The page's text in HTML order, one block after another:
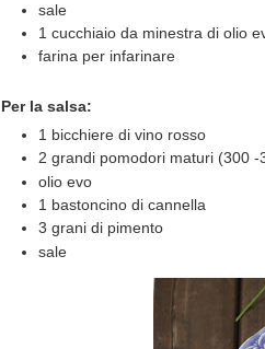
sale
1 cucchiaio da minestra di olio
farina per infarinare
Per la salsa:
1 bicchiere di vino rosso
2 grandi pomodori maturi (300 -
olio evo
1 bastoncino di cannella
3 grani di pimento
sale